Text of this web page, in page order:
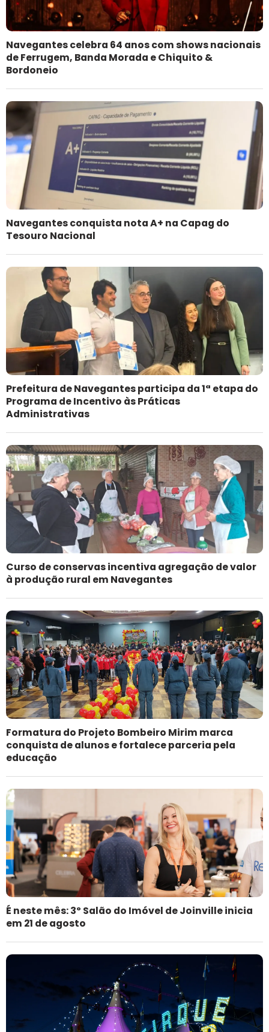
Navegantes celebra 64 anos com shows nacionais
de Ferrugem, Banda Morada e Chiquito &
Bordoneio
Navegantes conquista nota A+ na Capag do
Tesouro Nacional
Prefeitura de Navegantes participa da 1ª etapa do
Programa de Incentivo às Práticas
Administrativas
Curso de conservas incentiva agregação de valor
à produção rural em Navegantes
Formatura do Projeto Bombeiro Mirim marca
conquista de alunos e fortalece parceria pela
educação
É neste mês: 3º Salão do Imóvel de Joinville inicia
em 21 de agosto